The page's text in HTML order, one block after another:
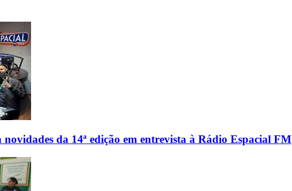
novidades da 14ª edição em entrevista à Rádio Espacial FM